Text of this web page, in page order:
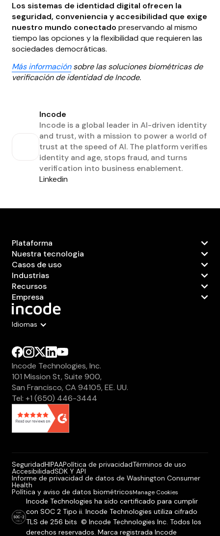
Los sistemas de identidad digital ofrecen la
seguridad, conveniencia y accesibilidad que exige
nuestro mundo conectado preservando al mismo
tiempo las opciones y la flexibilidad que requieren las
sociedades democráticas.
Más informaciónsobre las soluciones biométricas de
verificación de identidad de Incode.
Incode
Incode is a global leader in AI-driven identity
and trust, with a mission to power a world of
trust at the speed of AI. The platform verifies
identity and age, stops fraud, and turns
verification into business enablement.
Linkedin
Idiomas
Incode Technologies, Inc.
101 Mission St, Suite 900,
San Francisco, CA 94105, EE. UU.
Tel: +1 (650) 446-3444
Plataforma
Nuestra tecnologia
Casos de uso
Industrias
Recursos
Empresa
SeguridadHIPAAPolítica de privacidadTérminos de uso
AccesibilidadSDK Y API
Informe de privacidad de datos de Washington Consumer
Health
Política y aviso de datos biométricosManage Cookies
Incode Technologies ha sido certificado para cumplir
con SOC 2 Tipo ii. Incode Technologies utiliza cifrado
TLS de 256 bits © Incode Technologies Inc. Todos los
derechos reservados. Marca registrada Incode